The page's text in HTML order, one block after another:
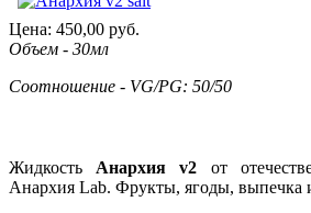
Цена: 450,00 руб.
Объем - 30мл
Соотношение - VG/PG: 50/50
Жидкость Анархия v2 от
Анархия Lab. Фрукты, ягоды, выпечка